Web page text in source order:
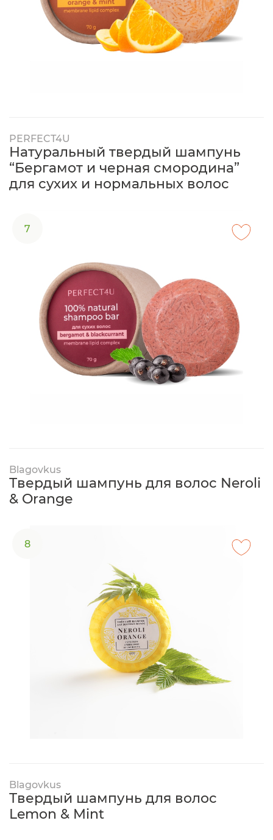
PERFECT4U
Натуральный твердый шампунь
“Бергамот и черная смородина”
для сухих и нормальных волос
7
Blagovkus
Твердый шампунь для волос Neroli
& Orange
8
Blagovkus
Твердый шампунь для волос
Lemon & Mint